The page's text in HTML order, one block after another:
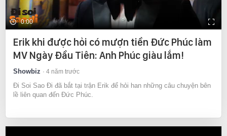
0:00
Erik khi được hỏi có mượn tiền Đức Phúc làm
MV Ngày Đầu Tiên: Anh Phúc giàu lắm!
Showbiz 4 năm trước
Đi Soi Sao Đi đã bắt tại trận Erik để hỏi han những câu chuyện bên
lề liên quan đến Đức Phúc.